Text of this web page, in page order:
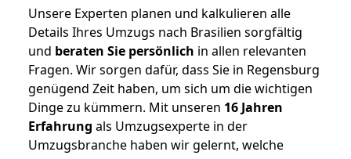
Unsere Experten planen und kalkulieren alle
Details Ihres Umzugs nach Brasilien sorgfältig
und beraten Sie persönlich in allen relevanten
Fragen. Wir sorgen dafür, dass Sie in Regensburg
genügend Zeit haben, um sich um die wichtigen
Dinge zu kümmern. Mit unseren 16 Jahren
Erfahrung als Umzugsexperte in der
Umzugsbranche haben wir gelernt, welche